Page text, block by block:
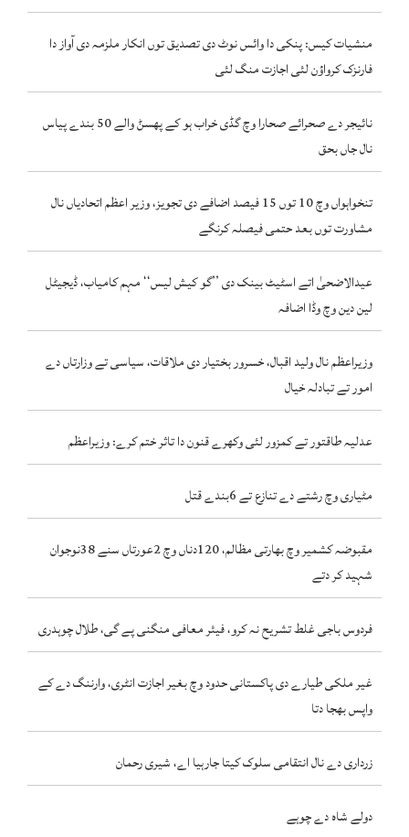
منشیات کیس: پنکی دا وائس نوٹ دی تصدیق توں انکار ملزمہ دی آواز دا
فارنزک کرواؤن لئی اجازت منگ لئی
نائیجر دے صحرائے صحارا وچ گڈی خراب ہو کے پھسݨ والے 50 بندے پیاس
نال جاں بحق
تنخواہواں وچ 10 توں 15 فیصد اضافے دی تجویز، وزیر اعظم اتحادیاں نال
مشاورت توں بعد حتمی فیصلہ کرنگے
عیدالاضحیٰ اتے اسٹیٹ بینک دی ’’گو کیش لیس‘‘ مہم کامیاب، ڈیجیٹل
لین دین وچ وڈا اضافہ
وزیراعظم نال ولید اقبال، خسرور بختیار دی ملاقات، سیاسی تے وزارتاں دے
امور تے تبادلہ خیال
عدلیہ طاقتور تے کمزور لئی وکھرے قنون دا تاثر ختم کرے: وزیراعظم
مٹیاری وچ رشتے دے تنازع تے 6بندے قتل
مقبوضہ کشمیر وچ بھارتی مظالم، 120دناں وچ 2عورتاں سنے 38نوجوان
شہید کر دتے
فردوس باجی غلط تشریح نہ کرو، فیئر معافی منگنی پے گی، طلال چوہدری
غیر ملکی طیارے دی پاکستانی حدود وچ بغیر اجازت انٹری، وارننگ دے کے
واپس بھجا دتا
زرداری دے نال انتقامی سلوک کیتا جارہیا اے، شیری رحمان
دولے شاہ دے چوہے